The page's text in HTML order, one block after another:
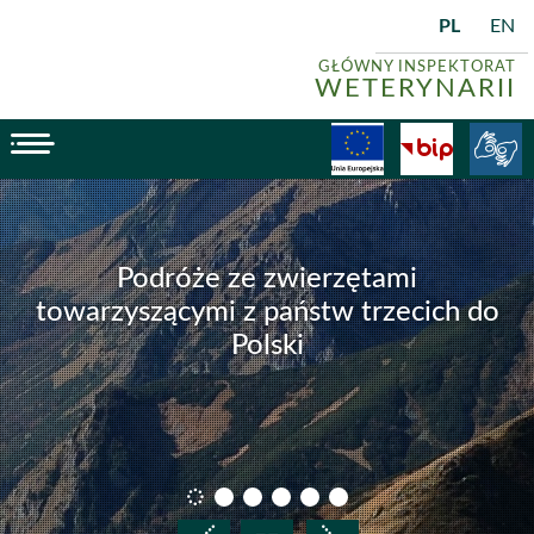
GŁÓWNY INSPEKTORAT
WETERYNARII
PL EN
BiP
Slider
Podróże ze zwierzętami
towarzyszącymi z państw trzecich do
Polski
slajd 1slajd 2slajd 3slajd 4slajd 5slajd 6